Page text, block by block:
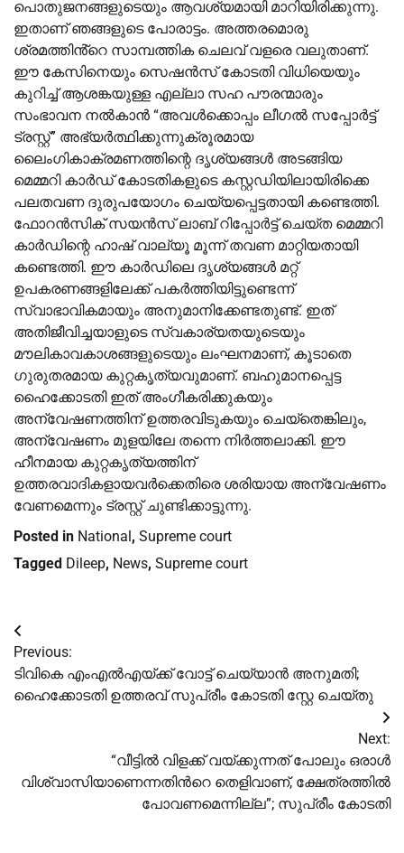
പൊതുജനങ്ങളുടെയും ആവശ്യമായി മാറിയിരിക്കുന്നു.
ഇതാണ് ഞങ്ങളുടെ പോരാട്ടം. അത്തരമൊരു
ശ്രമത്തിൻ്റെ സാമ്പത്തിക ചെലവ് വളരെ വലുതാണ്.
ഈ കേസിനെയും സെഷൻസ് കോടതി വിധിയെയും
കുറിച്ച് ആശങ്കയുള്ള എല്ലാ സഹ പൗരന്മാരും
സംഭാവന നൽകാൻ “അവൾക്കൊപ്പം ലീഗൽ സപ്പോർട്ട്
ട്രസ്റ്റ്” അഭ്യർത്ഥിക്കുന്നുക്രൂരമായ
ലൈംഗികാക്രമണത്തിന്റെ ദൃശ്യങ്ങള്‍ അടങ്ങിയ
മെമ്മറി കാർഡ് കോടതികളുടെ കസ്റ്റഡിയിലായിരിക്കെ
പലതവണ ദുരുപയോഗം ചെയ്യപ്പെട്ടതായി കണ്ടെത്തി.
ഫോറൻസിക് സയൻസ് ലാബ് റിപ്പോർട്ട് ചെയ്ത മെമ്മറി
കാർഡിന്റെ ഹാഷ് വാല്യൂ മൂന്ന് തവണ മാറ്റിയതായി
കണ്ടെത്തി. ഈ കാർഡിലെ ദൃശ്യങ്ങൾ മറ്റ്
ഉപകരണങ്ങളിലേക്ക് പകർത്തിയിട്ടുണ്ടെന്ന്
സ്വാഭാവികമായും അനുമാനിക്കേണ്ടതുണ്ട്. ഇത്
അതിജീവിച്ചയാളുടെ സ്വകാര്യതയുടെയും
മൗലികാവകാശങ്ങളുടെയും ലംഘനമാണ്, കൂടാതെ
ഗുരുതരമായ കുറ്റകൃത്യവുമാണ്. ബഹുമാനപ്പെട്ട
ഹൈക്കോടതി ഇത് അംഗീകരിക്കുകയും
അന്വേഷണത്തിന് ഉത്തരവിടുകയും ചെയ്തെങ്കിലും,
അന്വേഷണം മുളയിലേ തന്നെ നിർത്തലാക്കി. ഈ
ഹീനമായ കുറ്റകൃത്യത്തിന്
ഉത്തരവാദികളായവർക്കെതിരെ ശരിയായ അന്വേഷണം
വേണമെന്നും ട്രസ്റ്റ് ചുണ്ടിക്കാട്ടുന്നു.
Posted in National, Supreme court
Tagged Dileep, News, Supreme court
Post
navigation
Previous:
ടിവികെ എംഎല്‍എയ്ക്ക് വോട്ട് ചെയ്യാന്‍ അനുമതി;
ഹൈക്കോടതി ഉത്തരവ് സുപ്രീം കോടതി സ്റ്റേ ചെയ്തു
Next:
“വീട്ടിൽ വിളക്ക് വയ്ക്കുന്നത് പോലും ഒരാൾ
വിശ്വാസിയാണെന്നതിന്‍റെ തെളിവാണ്, ക്ഷേത്രത്തിൽ
പോവണമെന്നില്ല”; സുപ്രീം കോടതി